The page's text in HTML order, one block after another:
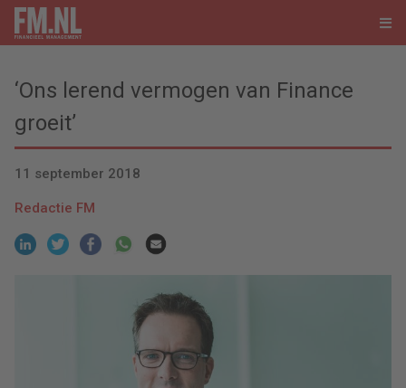
‘Ons lerend vermogen van Finance
groeit’
11 september 2018
Redactie FM